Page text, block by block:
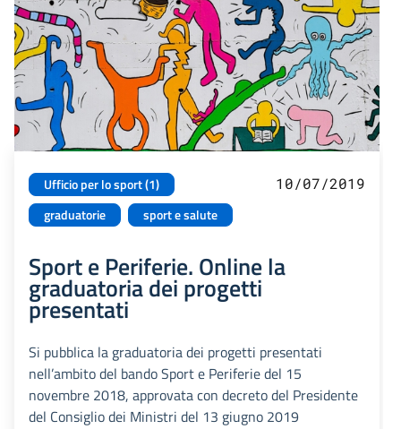
Ufficio per lo sport (1)
graduatorie
sport e salute
10/07/2019
Sport e Periferie. Online la
graduatoria dei progetti
presentati
Si pubblica la graduatoria dei progetti presentati
nell’ambito del bando Sport e Periferie del 15
novembre 2018, approvata con decreto del Presidente
del Consiglio dei Ministri del 13 giugno 2019